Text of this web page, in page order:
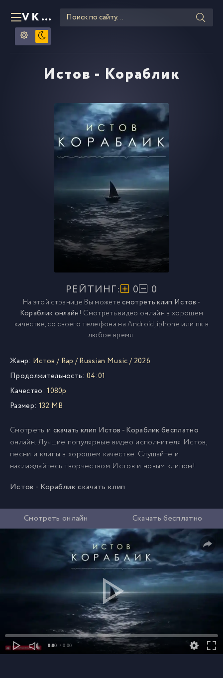
VKLIPE RU
Истов - Кораблик
РЕЙТИНГ: 0 0
На этой странице Вы можетесмотреть клип Истов -
Кораблик онлайн! Смотреть видео онлайн в хорошем
качестве, со своего телефона на Android, iphone или пк в
любое время.
Жанр: Истов / Rap /Russian Music/ 2026
Продолжительность: 04:01
Качество: 1080p
Размер: 132 MB
Смотреть и скачать клип Истов - Кораблик бесплатно
онлайн. Лучшие популярные видео исполнителя Истов,
песни и клипы в хорошем качестве. Слушайте и
наслаждайтесь творчеством Истов и новым клипом!
Истов - Кораблик скачать клип
Смотреть онлайн Скачать бесплатно
0:00 / 0:00